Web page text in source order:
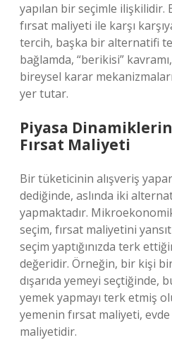
yapılan bir seçimle
fırsat maliyeti ile karşı
tercih, başka bir alternatifi
bağlamda, “berikisi”
bireysel karar
yer tutar.
Piyasa
Fırsat Maliyeti
Bir tüketicinin alışveriş
dediğinde, aslında iki
yapmaktadır.
seçim, fırsat maliyetini
seçim yaptığınızda terk
değeridir. Örneğin, bir kişi
dışarıda yemeyi seçtiğinde,
yemek yapmayı terk etmiş
yemenin fırsat maliyeti,
maliyetidir.